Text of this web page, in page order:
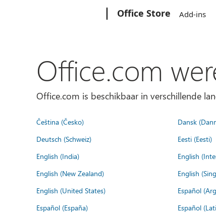
Office Store Add-ins
Office.com
Office.com is beschikbaar in verschillende
Čeština (Česko) Dansk
Deutsch (Schweiz)
Eesti (Eesti)
English (India)
English
English (New Zealand)
English
English (United States)
Español
Español (España)
Español